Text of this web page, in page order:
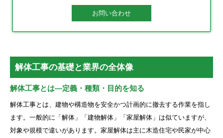
お問い合わせ
解体工事の基礎と業界の全体像
解体工事とは―定義・種類・目的を知る
解体工事とは、建物や構造物を安全かつ計画的に撤去する作業を指し
ます。一般的に「解体」「建物解体」「家屋解体」は似ていますが、
対象や規模で違いがあります。家屋解体は主に木造住宅や民家が中心